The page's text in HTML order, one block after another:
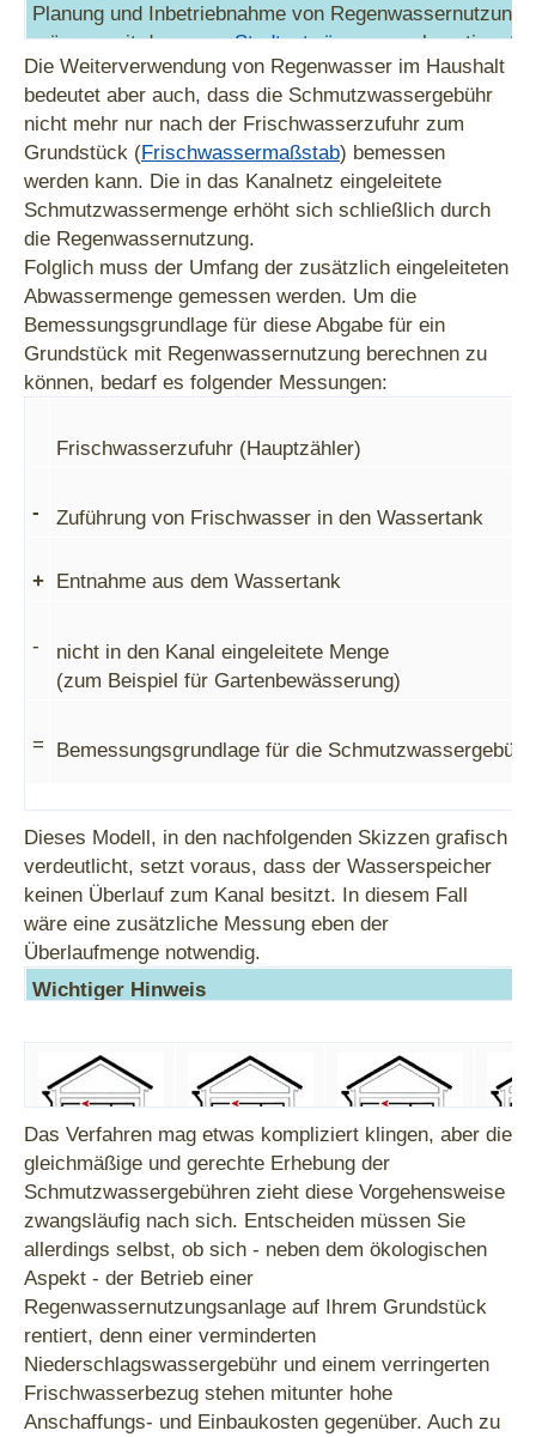
Planung und Inbetriebnahme von
müssen mit dersem - Stadtentwässerungabgestimmt
Die Weiterverwendung von Regenwasser im Haushalt
bedeutet aber auch, dass die Schmutzwassergebühr
nicht mehr nur nach der Frischwasserzufuhr zum
Grundstück (Frischwassermaßstab) bemessen
werden kann. Die in das Kanalnetz eingeleitete
Schmutzwassermenge erhöht sich schließlich durch
die Regenwassernutzung.
Folglich muss der Umfang der zusätzlich eingeleiteten
Abwassermenge gemessen werden. Um die
Bemessungsgrundlage für diese Abgabe für ein
Grundstück mit Regenwassernutzung berechnen zu
können, bedarf es folgender Messungen:
Frischwasserzufuhr (Hauptzähler)
- Zuführung von Frischwasser in den Wassertank
+ Entnahme aus dem Wassertank
-
nicht in den Kanal eingeleitete Menge
(zum Beispiel für Gartenbewässerung)
= Bemessungsgrundlage für die Schmutzwassergebühr
Dieses Modell, in den nachfolgenden Skizzen grafisch
verdeutlicht, setzt voraus, dass der Wasserspeicher
keinen Überlauf zum Kanal besitzt. In diesem Fall
wäre eine zusätzliche Messung eben der
Überlaufmenge notwendig.
Wichtiger Hinweis
begutachtet werden!
Fallbeispiel I Fallbeispiel II Fallbeispiel III
Das Verfahren mag etwas kompliziert klingen, aber die
gleichmäßige und gerechte Erhebung der
Schmutzwassergebühren zieht diese Vorgehensweise
zwangsläufig nach sich. Entscheiden müssen Sie
allerdings selbst, ob sich - neben dem ökologischen
Aspekt - der Betrieb einer
Regenwassernutzungsanlage auf Ihrem Grundstück
rentiert, denn einer verminderten
Niederschlagswassergebühr und einem verringerten
Frischwasserbezug stehen mitunter hohe
Anschaffungs- und Einbaukosten gegenüber. Auch zu